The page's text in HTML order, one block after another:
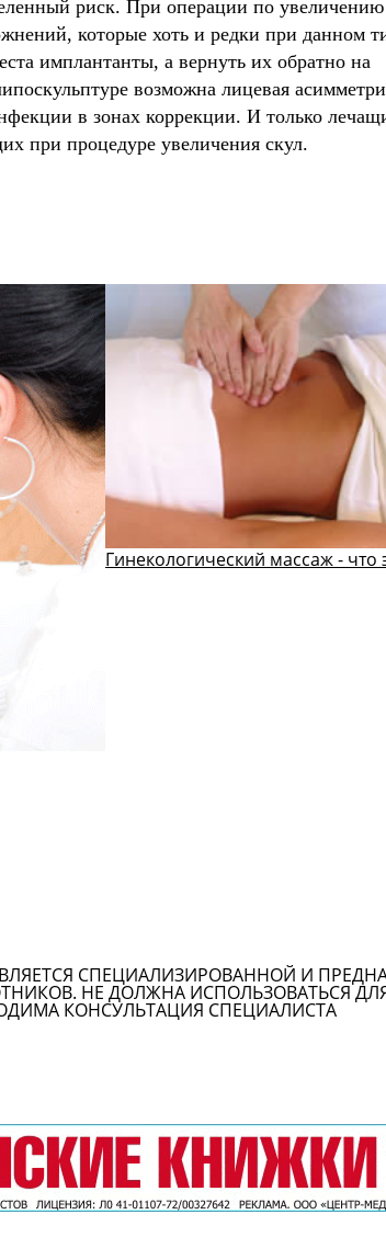
риск. При операции по увеличению
которые хоть и редки при данном
имплантанты, а вернуть их обратно на
возможна лицевая
в зонах коррекции. И только
при процедуре увеличения скул.
Гинекологический массаж - что
СПЕЦИАЛИЗИРОВАННОЙ И
НЕ ДОЛЖНА ИСПОЛЬЗОВАТЬСЯ
КОНСУЛЬТАЦИЯ СПЕЦИАЛИСТА